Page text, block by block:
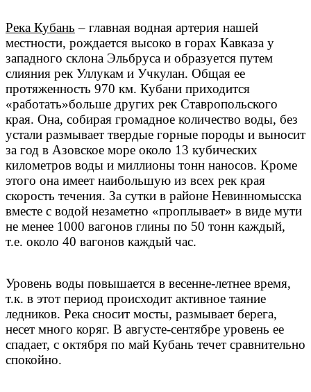
Река Кубань – главная водная артерия нашей
местности, рождается высоко в горах Кавказа у
западного склона Эльбруса и образуется путем
слияния рек Уллукам и Учкулан. Общая ее
протяженность 970 км. Кубани приходится
«работать»больше других рек Ставропольского
края. Она, собирая громадное количество воды, без
устали размывает твердые горные породы и выносит
за год в Азовское море около 13 кубических
километров воды и миллионы тонн наносов. Кроме
этого она имеет наибольшую из всех рек края
скорость течения. За сутки в районе Невинномысска
вместе с водой незаметно «проплывает» в виде мути
не менее 1000 вагонов глины по 50 тонн каждый,
т.е. около 40 вагонов каждый час.
Уровень воды повышается в весенне-летнее время,
т.к. в этот период происходит активное таяние
ледников. Река сносит мосты, размывает берега,
несет много коряг. В августе-сентябре уровень ее
спадает, с октября по май Кубань течет сравнительно
спокойно.